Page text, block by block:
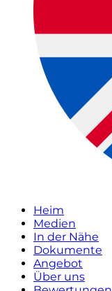
Heim
Medien
In der Nähe
Dokumente
Angebot
Über uns